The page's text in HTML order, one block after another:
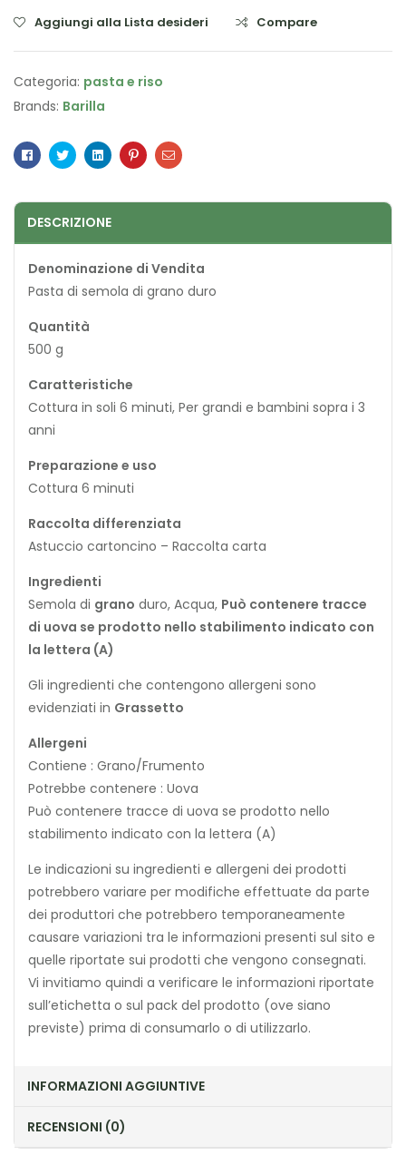
Aggiungi alla Lista desideri Compare
Categoria: pasta e riso
Brands: Barilla
Facebook
TwitterLinkedinPinterestEmail
DESCRIZIONE
Denominazione di Vendita
Pasta di semola di grano duro
Quantità
500 g
Caratteristiche
Cottura in soli 6 minuti, Per grandi e bambini sopra i 3
anni
Preparazione e uso
Cottura 6 minuti
Raccolta differenziata
Astuccio cartoncino – Raccolta carta
Ingredienti
Semola di grano duro, Acqua, Può contenere tracce
di uova se prodotto nello stabilimento indicato con
la lettera (A)
Gli ingredienti che contengono allergeni sono
evidenziati in Grassetto
Allergeni
Contiene : Grano/Frumento
Potrebbe contenere : Uova
Può contenere tracce di uova se prodotto nello
stabilimento indicato con la lettera (A)
Le indicazioni su ingredienti e allergeni dei prodotti
potrebbero variare per modifiche effettuate da parte
dei produttori che potrebbero temporaneamente
causare variazioni tra le informazioni presenti sul sito e
quelle riportate sui prodotti che vengono consegnati.
Vi invitiamo quindi a verificare le informazioni riportate
sull’etichetta o sul pack del prodotto (ove siano
previste) prima di consumarlo o di utilizzarlo.
INFORMAZIONI AGGIUNTIVE
RECENSIONI (0)